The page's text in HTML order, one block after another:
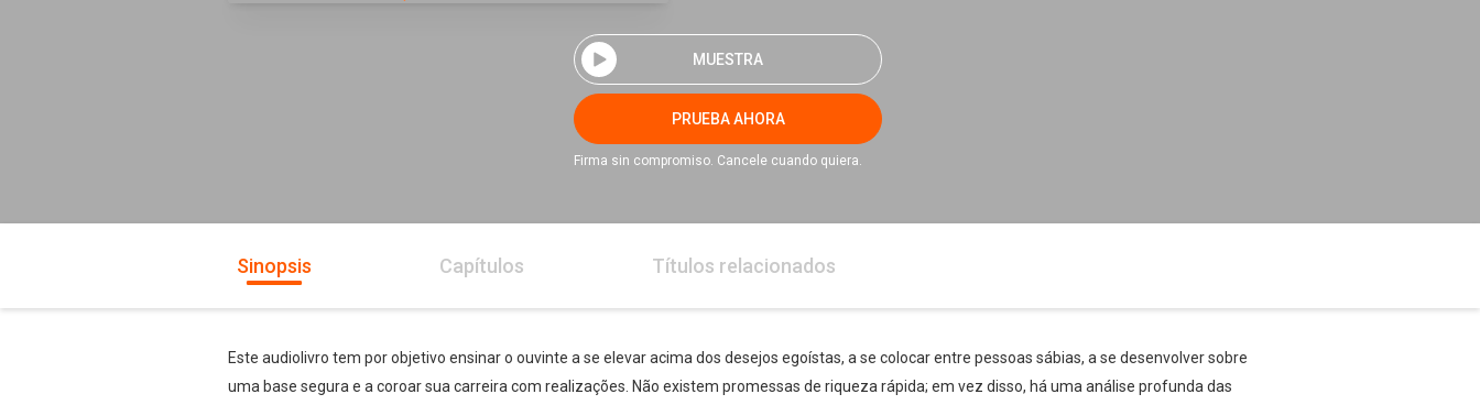
MUESTRA
PRUEBA AHORA
Firma sin compromiso. Cancele cuando quiera.
Sinopsis Capítulos Títulos relacionados
Este audiolivro tem por objetivo ensinar o ouvinte a se elevar acima dos desejos egoístas, a se colocar entre pessoas sábias, a se desenvolver sobre
uma base segura e a coroar sua carreira com realizações. Não existem promessas de riqueza rápida; em vez disso, há uma análise profunda das